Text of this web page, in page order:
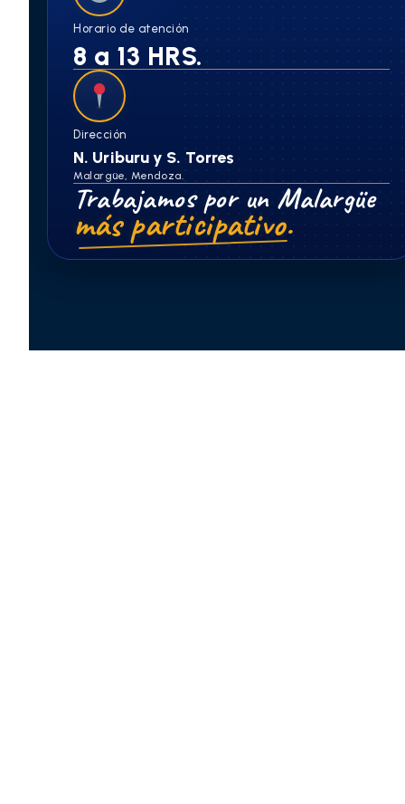
Horario de atención
8 a 13 HRS.
Dirección
N. Uriburu y S. Torres
Malargüe, Mendoza.
Trabajamos por un Malargüe
más participativo.